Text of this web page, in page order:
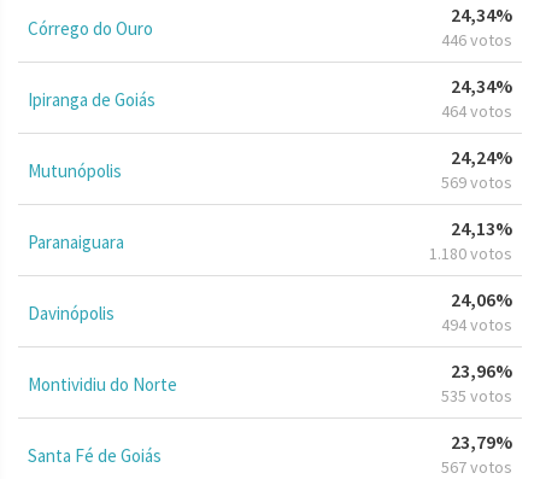
Córrego do Ouro
24,34%
446 votos
Ipiranga de Goiás
24,34%
464 votos
Mutunópolis
24,24%
569 votos
Paranaiguara
24,13%
1.180 votos
Davinópolis
24,06%
494 votos
Montividiu do Norte
23,96%
535 votos
Santa Fé de Goiás
23,79%
567 votos